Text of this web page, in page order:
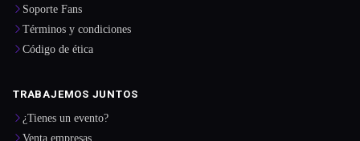
Soporte Fans
Términos y condiciones
Código de ética
TRABAJEMOS JUNTOS
¿Tienes un evento?
Venta empresas